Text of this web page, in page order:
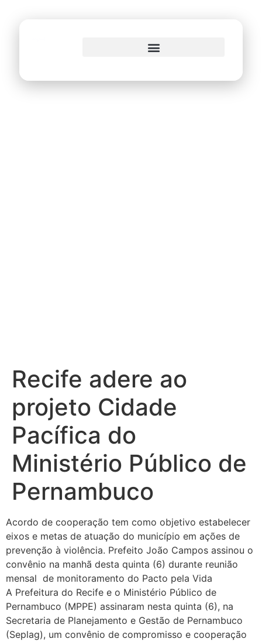
Recife adere ao
projeto Cidade
Pacífica do
Ministério Público de
Pernambuco
Acordo de cooperação tem como objetivo estabelecer
eixos e metas de atuação do município em ações de
prevenção à violência. Prefeito João Campos assinou o
convênio na manhã desta quinta (6) durante reunião
mensal de monitoramento do Pacto pela Vida
A Prefeitura do Recife e o Ministério Público de
Pernambuco (MPPE) assinaram nesta quinta (6), na
Secretaria de Planejamento e Gestão de Pernambuco
(Seplag), um convênio de compromisso e cooperação